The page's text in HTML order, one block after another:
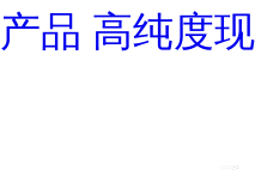
产品 高纯度